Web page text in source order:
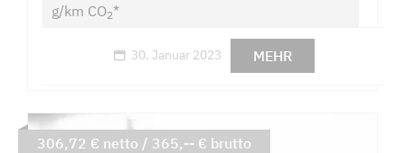
g/km CO2*
30. Januar 2023 MEHR
306,72 € netto / 365,-- € brutto